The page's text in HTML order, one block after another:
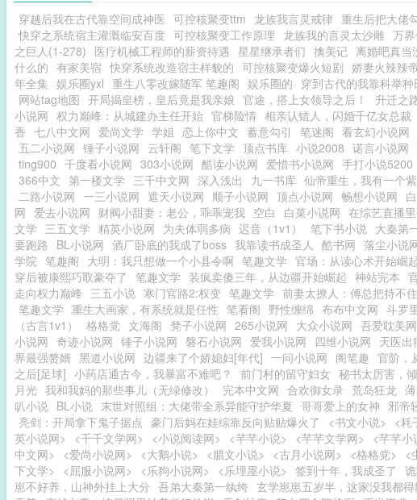
穿越后我在古代靠空间成神医 可控核聚变ttm 龙族我言灵戒律 重生后把大佬
快穿之系统宿主灌溉临安百度 可控核聚变工作原理 龙族我的言灵太沙雕 万
之巨人(1-278) 医疗机械工程师的薪资待遇 星星继承者们 擒美记 离婚吧真当
什么的 有家美宿 快穿系统改造宿主样貌的 可控核聚变爆火短剧 娇妻火辣辣
年全集 娱乐圈yxl 重生八零改嫁随军 笔趣阁 娱乐圈的 穿到古代的我靠科举种
网站tag地图 开局揭皇榜，皇后竟是我亲娘 官途，搭上女领导之后！ 升迁之
小说网 权力巅峰：从城建办主任开始 官梯险情 相亲认错人，闪婚千亿女总裁
香 七八中文网 爱尚文学 学姐 恋上你中文 蓄意勾引 笔迷阁 看玄幻小说网
五二小说网 锤子小说网 云轩阁 笔下文学 顶点书库 小说2008 诺言小说网
ting900 千度看小说网 303小说网 酷读小说网 爱惜书小说网 手打小说5200
366中文 第一楼文学 三千中文网 深入浅出 九一书库 仙帝重生，我有一个
二路小说网 一三小说网 遮天小说网 顺子小说网 顶点小说网 畅想小说网
网 爱去小说网 财阀小甜妻：老公，乖乖宠我 空白 白菜小说网 在综艺直播
文学 三五文学 精英小说网 为夫体弱多病 迟音（1v1） 笔下书小说 大秦第
要跑路 BL小说网 酒厂卧底的我成了boss 我靠读书成圣人 酷书网 落尘小说
学院 笔趣阁 大明：我只想做一个小县令啊 笔趣文学 官场：从读心术开始崛
穿后被康熙巧取豪夺了 笔趣文学 装疯卖傻三年，从边疆开始崛起 神站完本
走向权力巅峰 三五小说 寒门官路2:权变 笔趣文学 前妻太撩人：傅总把持不
笔趣文学 重生大画家，有系统就是任性 笔看阁 野性缠绵 布布中文网 斗罗
（古言1v1）
格格党 文海阁 凳子小说网 265小说网 大众小说网 吾爱耽美网
小说网 奇迹小说网 锤子小说网 磐石小说网 爱我小说网 四维小说网 天医出
界最强赘婿 黑道小说网 边疆来了个娇媳妇[年代] 一问小说网 阁笔趣 官阶，
之后[足球] 小药店通古今，我暴富不难吧？ 前门村的留守妇女 秘书太厉害，
月光 我和我妈的那些事儿（无绿修改） 完本中文网 合欢御女录 荒岛狂龙
叭小说 BL小说 末世对照组：大佬带全系异能守护华夏 哥哥爱上的女神 邪帝
亮剑：开局拿下鬼子据点 豪门后妈在娃综靠反向贴贴爆火了 <书文小说> <耗
英小说网>
<千千文学网> <小说阅读网> <芊芊小说> <芊芊文学网> <芊芊小
中文网>
<爱尚小说网> <大鹅小说> <腊文小说> <古月小说网> <格格党> <
下文学>
<屈服小说网> <乐狗小说网> <乐埋屋小说> 签到十年，我成圣了
崽不好养，山神外挂上大分 吾弟大秦第一纨绔 玄学崽崽五岁半，这家没我都得